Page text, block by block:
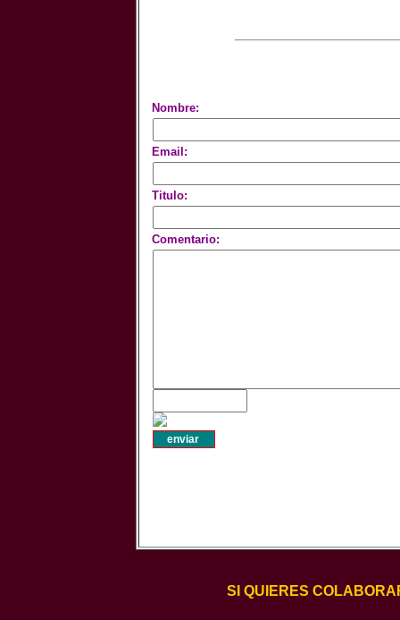
Nombre:
Email:
Titulo:
Comentario:
SI QUIERES